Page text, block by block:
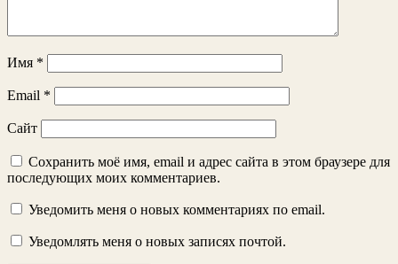
Имя *
Email *
Сайт
Сохранить моё имя, email и адрес сайта в этом браузере для
последующих моих комментариев.
Уведомить меня о новых комментариях по email.
Уведомлять меня о новых записях почтой.